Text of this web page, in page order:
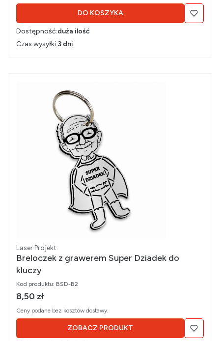
DO KOSZYKA
Dostępność:duża ilość
Czas wysyłki:3 dni
Producent
Laser Projekt
Breloczek z grawerem Super Dziadek do
kluczy
Kod produktu: BSD-B2
Cena brutto
8,50 zł
Ceny podane bez kosztów dostawy.
ZOBACZ PRODUKT